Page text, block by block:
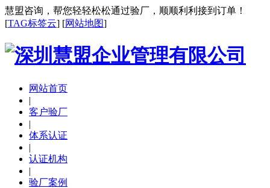
慧盟咨询，帮您轻轻松松通过验厂，顺顺利利接到订单！
[TAG标签云] [网站地图]
网站首页
|
客户验厂
|
体系认证
|
认证机构
|
验厂案例